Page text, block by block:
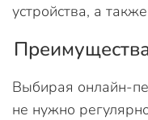
устройства, а
Выбирая онлайн-
не нужно